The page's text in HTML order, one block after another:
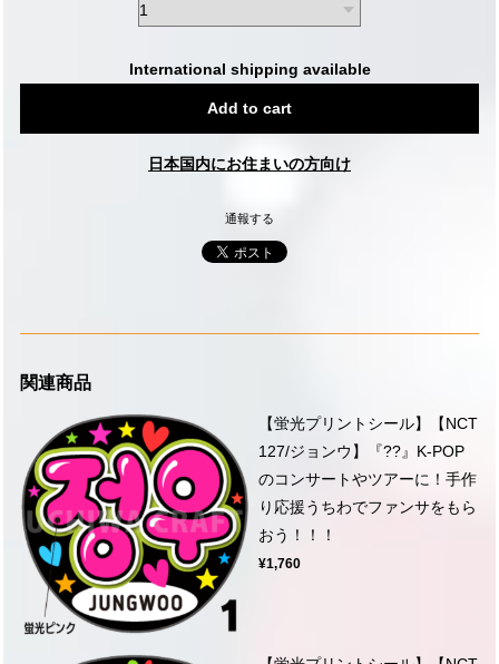
International shipping available
Add to cart
日本国内にお住まいの方向け
通報する
関連商品
【蛍光プリントシール】【NCT
127/ジョンウ】『??』K-POP
のコンサートやツアーに！手作
り応援うちわでファンサをもら
おう！！！
¥1,760